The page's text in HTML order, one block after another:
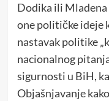
Dodika ili
one političke ideje
nastavak politike
nacionalnog
sigurnosti u BiH,
Objašnjavanje